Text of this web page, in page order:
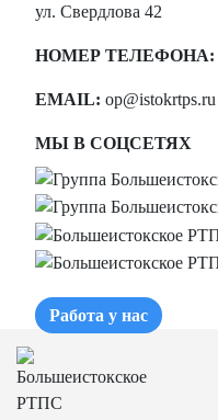
ул. Свердлова 42
НОМЕР ТЕЛЕФОНА:
EMAIL: op@istokrtps.ru
МЫ В СОЦСЕТЯХ
Работа у нас